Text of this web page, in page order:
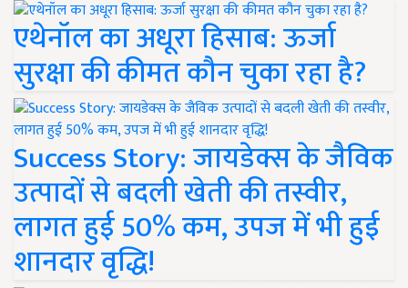
एथेनॉल का अधूरा हिसाब: ऊर्जा
सुरक्षा की कीमत कौन चुका रहा है?
Success Story: जायडेक्स के जैविक
उत्पादों से बदली खेती की तस्वीर,
लागत हुई 50% कम, उपज में भी हुई
शानदार वृद्धि!